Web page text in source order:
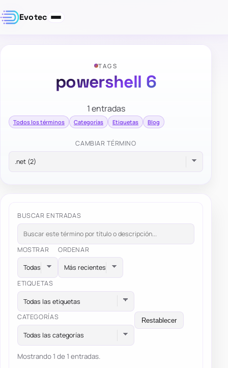
Evotec
TAGS
powershell 6
1 entradas
Todos los términos Categorías Etiquetas Blog
CAMBIAR TÉRMINO
BUSCAR ENTRADAS
MOSTRAR ORDENAR
ETIQUETAS
Todas las etiquetas
CATEGORÍAS
Todas las categorías
Restablecer
Mostrando 1 de 1 entradas.